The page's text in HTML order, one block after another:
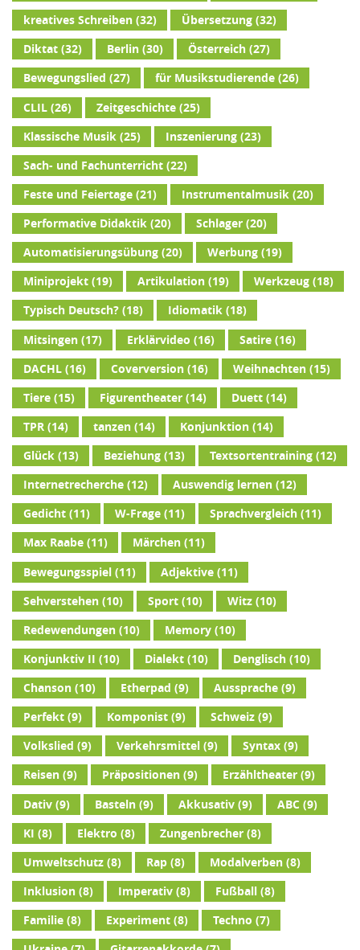
kreatives Schreiben(32) Übersetzung(32)
Diktat(32) Berlin(30) Österreich(27)
Bewegungslied (27) für Musikstudierende(26)
CLIL(26) Zeitgeschichte(25)
Klassische Musik(25) Inszenierung(23)
Sach- und Fachunterricht(22)
Feste und Feiertage(21) Instrumentalmusik(20)
Performative Didaktik(20) Schlager(20)
Automatisierungsübung(20) Werbung(19)
Miniprojekt(19) Artikulation(19) Werkzeug(18)
Typisch Deutsch?(18) Idiomatik(18)
Mitsingen(17) Erklärvideo (16) Satire(16)
DACHL(16) Coverversion(16) Weihnachten(15)
Tiere(15) Figurentheater(14) Duett(14)
TPR(14) tanzen(14) Konjunktion(14)
Glück(13) Beziehung(13) Textsortentraining(12)
Internetrecherche(12) Auswendig lernen(12)
Gedicht(11) W-Frage(11) Sprachvergleich(11)
Max Raabe(11) Märchen(11)
Bewegungsspiel(11) Adjektive(11)
Sehverstehen(10) Sport(10) Witz(10)
Redewendungen(10) Memory(10)
Konjunktiv II (10) Dialekt(10) Denglisch(10)
Chanson(10) Etherpad (9) Aussprache(9)
Perfekt(9) Komponist(9) Schweiz(9)
Volkslied (9) Verkehrsmittel (9) Syntax(9)
Reisen(9) Präpositionen(9) Erzähltheater(9)
Dativ(9) Basteln(9) Akkusativ(9) ABC (9)
KI (8) Elektro (8) Zungenbrecher(8)
Umweltschutz(8) Rap(8) Modalverben(8)
Inklusion(8) Imperativ(8) Fußball(8)
Familie(8) Experiment(8) Techno (7)